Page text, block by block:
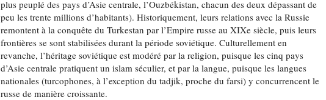
plus peuplé des pays d’Asie centrale, l’Ouzbékistan, chacun des deux dépassant de
peu les trente millions d’habitants). Historiquement, leurs relations avec la Russie
remontent à la conquête du Turkestan par l’Empire russe au XIXe siècle, puis leurs
frontières se sont stabilisées durant la période soviétique. Culturellement en
revanche, l’héritage soviétique est modéré par la religion, puisque les cinq pays
d’Asie centrale pratiquent un islam séculier, et par la langue, puisque les langues
nationales (turcophones, à l’exception du tadjik, proche du farsi) y concurrencent le
russe de manière croissante.